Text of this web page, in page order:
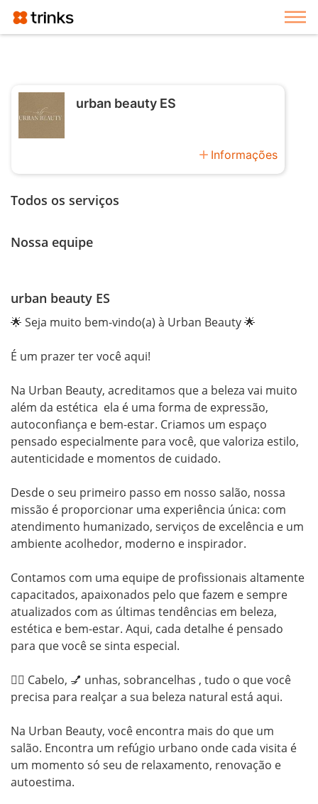
urban beauty ES
add Informações
Todos os serviços
Nossa equipe
urban beauty ES
🌟 Seja muito bem-vindo(a) à Urban Beauty 🌟
É um prazer ter você aqui!
Na Urban Beauty, acreditamos que a beleza vai muito
além da estética  ela é uma forma de expressão,
autoconfiança e bem-estar. Criamos um espaço
pensado especialmente para você, que valoriza estilo,
autenticidade e momentos de cuidado.
Desde o seu primeiro passo em nosso salão, nossa
missão é proporcionar uma experiência única: com
atendimento humanizado, serviços de excelência e um
ambiente acolhedor, moderno e inspirador.
Contamos com uma equipe de profissionais altamente
capacitados, apaixonados pelo que fazem e sempre
atualizados com as últimas tendências em beleza,
estética e bem-estar. Aqui, cada detalhe é pensado
para que você se sinta especial.
💇‍♀️ Cabelo, 💅 unhas, sobrancelhas , tudo o que você
precisa para realçar a sua beleza natural está aqui.
Na Urban Beauty, você encontra mais do que um
salão. Encontra um refúgio urbano onde cada visita é
um momento só seu de relaxamento, renovação e
autoestima.